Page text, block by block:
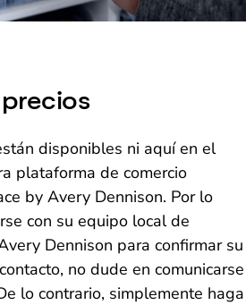
disponibles ni aquí en el
plataforma de comercio
by Avery Dennison. Por lo
con su equipo local de
Dennison para confirmar su
no dude en comunicarse
lo contrario, simplemente haga